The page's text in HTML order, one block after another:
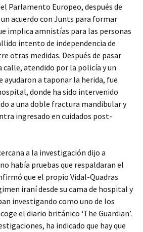
Parlamento Europeo, después de
un acuerdo con Junts para formar
implica amnistías para las personas
intento de independencia de
otras medidas. Después de pasar
atendido por la policía y un
ayudaron a taponar la herida, fue
donde ha sido intervenido
a una doble fractura mandibular y
ingresado en cuidados post-
a la investigación dijo a
había pruebas que respaldaran el
que el propio Vidal-Quadras
iraní desde su cama de hospital y
investigando como uno de los
el diario británico ‘The Guardian’.
ha indicado que hay que